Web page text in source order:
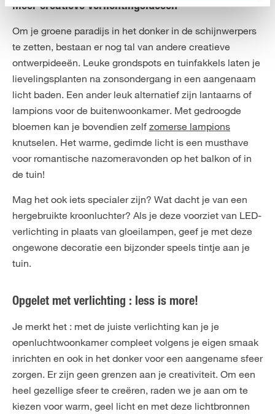
Meer creatieve verlichtingsideeën
Om je groene paradijs in het donker in de schijnwerpers
te zetten, bestaan er nog tal van andere creatieve
ontwerpideeën. Leuke grondspots en tuinfakkels laten je
lievelingsplanten na zonsondergang in een aangenaam
licht baden. Een ander leuk alternatief zijn lantaarns of
lampions voor de buitenwoonkamer. Met gedroogde
bloemen kan je bovendien zelf zomerse lampions
knutselen. Het warme, gedimde licht is een musthave
voor romantische nazomeravonden op het balkon of in
de tuin!
Mag het ook iets specialer zijn? Wat dacht je van een
hergebruikte kroonluchter? Als je deze voorziet van LED-
verlichting in plaats van gloeilampen, geef je met deze
ongewone decoratie een bijzonder speels tintje aan je
tuin.
Opgelet met verlichting : less is more!
Je merkt het : met de juiste verlichting kan je je
openluchtwoonkamer compleet volgens je eigen smaak
inrichten en ook in het donker voor een aangename sfeer
zorgen. Er zijn geen grenzen aan je creativiteit. Om een
heel gezellige sfeer te creëren, raden we je aan om te
kiezen voor warm, geel licht en met deze lichtbronnen